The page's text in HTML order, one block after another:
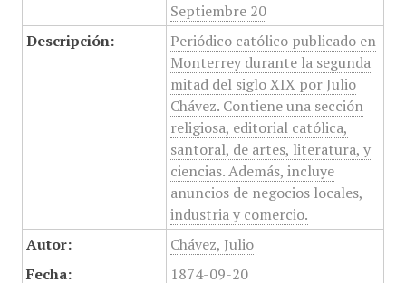
Septiembre 20
Descripción:
Periódico católico publicado en
Monterrey durante la segunda
mitad del siglo XIX por Julio
Chávez. Contiene una sección
religiosa, editorial católica,
santoral, de artes, literatura, y
ciencias. Además, incluye
anuncios de negocios locales,
industria y comercio.
Autor:
Chávez, Julio
Fecha:
1874-09-20